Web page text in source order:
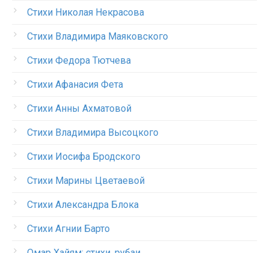
Стихи Николая Некрасова
Стихи Владимира Маяковского
Стихи Федора Тютчева
Стихи Афанасия Фета
Стихи Анны Ахматовой
Стихи Владимира Высоцкого
Стихи Иосифа Бродского
Стихи Марины Цветаевой
Стихи Александра Блока
Стихи Агнии Барто